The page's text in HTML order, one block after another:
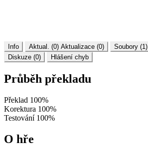
Info Aktual. (0) Aktualizace (0) Soubory (1)
Diskuze (0)
Hlášení chyb
Průběh překladu
Překlad 100%
Korektura 100%
Testování 100%
O hře